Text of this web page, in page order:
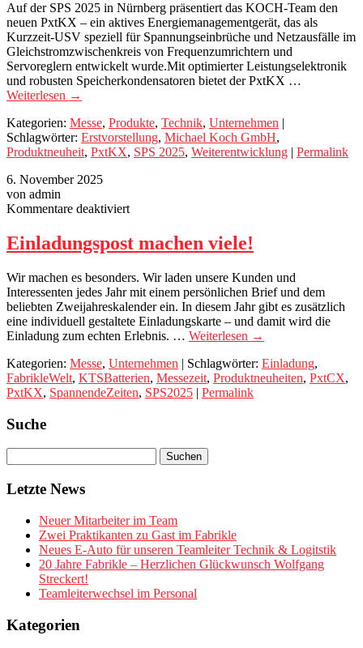
von
KOCH
Auf der SPS 2025 in Nürnberg präsentiert das KOCH-Team den
neuen PxtKX – ein aktives Energiemanagementgerät, das als
Kurzzeit-USV speziell für Spannungseinbrüche und Netzausfälle im
Gleichstromzwischenkreis von Frequenzumrichtern und
Servoreglern entwickelt wurde.Mit optimierter Leistungselektronik
und robusten Speicherkondensatoren bietet der PxtKX …
Weiterlesen →
Kategorien: Messe, Produkte, Technik, Unternehmen |
Schlagwörter: Erstvorstellung, Michael Koch GmbH,
Produktneuheit, PxtKX, SPS 2025, Weiterentwicklung | Permalink
6. November 2025
von admin
Kommentare deaktiviertfür
machen
viele!
Einladungspost machen viele!
Wir machen es besonders. Wir laden unsere Kunden und
Interessenten jedes Jahr mit einem persönlichen Brief und dem
beliebten Zweijahreskalender ein. In diesem Jahr gibt es zusätzlich
eine individuell gestaltete Einladungskarte – und damit wird die
Einladung zum echten Erlebnis. … Weiterlesen →
Kategorien: Messe, Unternehmen | Schlagwörter: Einladung,
FabrikleWelt, KTSBatterien, Messezeit, Produktneuheiten, PxtCX,
PxtKX, SpannendeZeiten, SPS2025 | Permalink
Suche
Letzte News
Neuer Mitarbeiter im Team
Zwei Praktikanten zu Gast im Fabrikle
Neues E-Auto für unseren Teamleiter Technik & Logitstik
20 Jahre Fabrikle – Herzlichen Glückwunsch Wolfgang
Streckert!
Teamleiterwechsel im Personal
Kategorien